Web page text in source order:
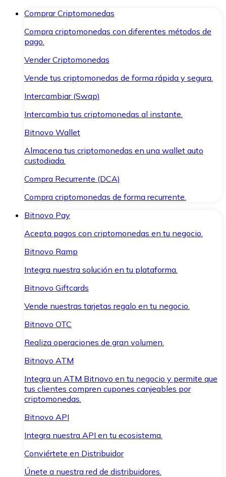
Comprar Criptomonedas
Compra criptomonedas con diferentes métodos de
pago.
Vender Criptomonedas
Vende tus criptomonedas de forma rápida y segura.
Intercambiar (Swap)
Intercambia tus criptomonedas al instante.
Bitnovo Wallet
Almacena tus criptomonedas en una wallet auto
custodiada.
Compra Recurrente (DCA)
Compra criptomonedas de forma recurrente.
Bitnovo Pay
Acepta pagos con criptomonedas en tu negocio.
Bitnovo Ramp
Integra nuestra solución en tu plataforma.
Bitnovo Giftcards
Vende nuestras tarjetas regalo en tu negocio.
Bitnovo OTC
Realiza operaciones de gran volumen.
Bitnovo ATM
Integra un ATM Bitnovo en tu negocio y permite que
tus clientes compren cupones canjeables por
criptomonedas.
Bitnovo API
Integra nuestra API en tu ecosistema.
Conviértete en Distribuidor
Únete a nuestra red de distribuidores.